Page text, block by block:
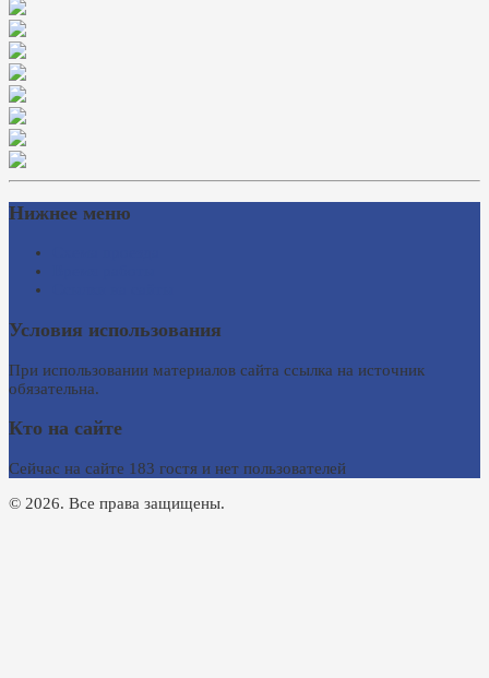
Нижнее меню
Условия использования
При использовании материалов сайта ссылка на источник
обязательна.
Кто на сайте
Сейчас на сайте 183 гостя и нет пользователей
© 2026. Все права защищены.